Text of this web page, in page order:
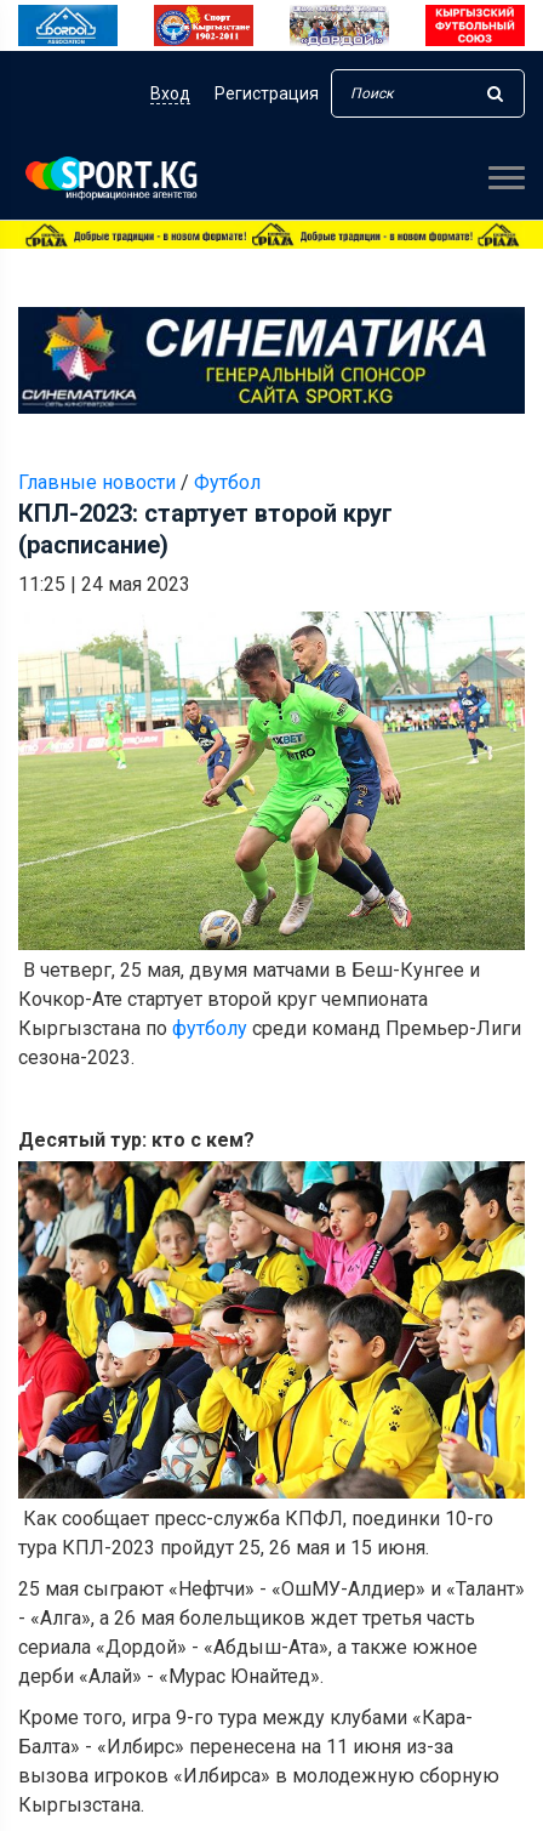
Вход Регистрация
Главные новости / Футбол
КПЛ-2023: стартует второй круг
(расписание)
11:25 | 24 мая 2023
В четверг, 25 мая, двумя матчами в Беш-Кунгее и
Кочкор-Ате стартует второй круг чемпионата
Кыргызстана по футболу среди команд Премьер-Лиги
сезона-2023.
Десятый тур: кто с кем?
Как сообщает пресс-служба КПФЛ, поединки 10-го
тура КПЛ-2023 пройдут 25, 26 мая и 15 июня.
25 мая сыграют «Нефтчи» - «ОшМУ-Алдиер» и «Талант»
- «Алга», а 26 мая болельщиков ждет третья часть
сериала «Дордой» - «Абдыш-Ата», а также южное
дерби «Алай» - «Мурас Юнайтед».
Кроме того, игра 9-го тура между клубами «Кара-
Балта» - «Илбирс» перенесена на 11 июня из-за
вызова игроков «Илбирса» в молодежную сборную
Кыргызстана.